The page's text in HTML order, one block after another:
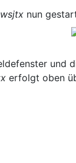
wsjtx nun
und
erfolgt oben